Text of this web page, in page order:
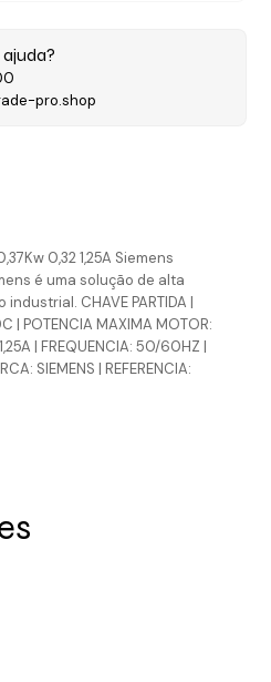
0,32 1,25A Siemens
é uma solução de alta
CHAVE PARTIDA |
| POTENCIA MAXIMA MOTOR:
| FREQUENCIA: 50/60HZ |
SIEMENS | REFERENCIA:
pro.shop